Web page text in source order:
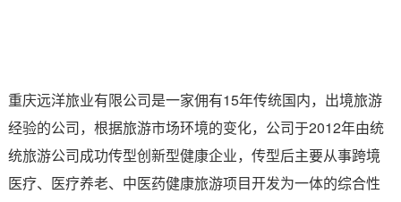
重庆远洋旅业有限公司是一家佣有15年传统国内，出境旅游
经验的公司，根据旅游市场环境的变化，公司于2012年由统
统旅游公司成功传型创新型健康企业，传型后主要从事跨境
医疗、医疗养老、中医药健康旅游项目开发为一体的综合性